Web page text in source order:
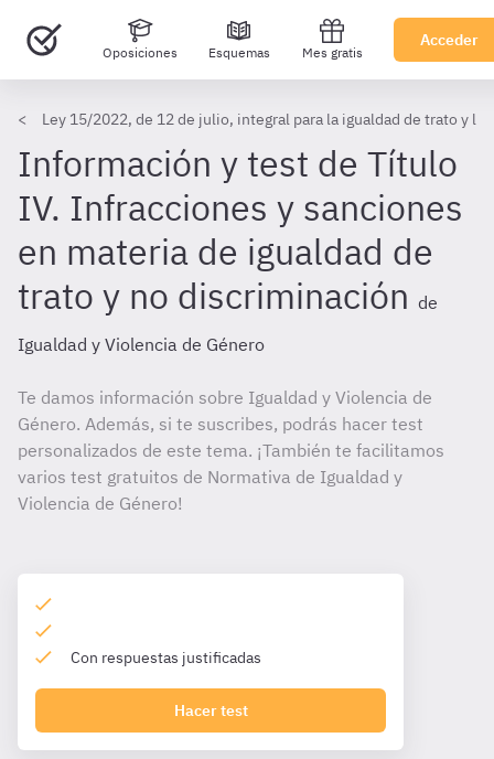
Oposiciones Esquemas Mes gratis
Acceder
Ley 15/2022, de 12 de julio, integral para la igualdad de trato y la
Información y test de Título
IV. Infracciones y sanciones
en materia de igualdad de
trato y no discriminación de
Igualdad y Violencia de Género
Te damos información sobre Igualdad y Violencia de
Género. Además, si te suscribes, podrás hacer test
personalizados de este tema. ¡También te facilitamos
varios test gratuitos de Normativa de Igualdad y
Violencia de Género!
Con respuestas justificadas
Hacer test